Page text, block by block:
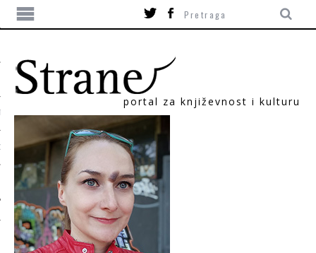
portal za književnost i kulturu